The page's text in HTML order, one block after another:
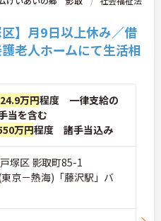
区】月9日以上休み／借
老人ホームにて生活相
万円程度 一律支給の
当を含む
万円程度 諸手当込み
塚区 影取町85-1
京－熱海)「藤沢駅」バ